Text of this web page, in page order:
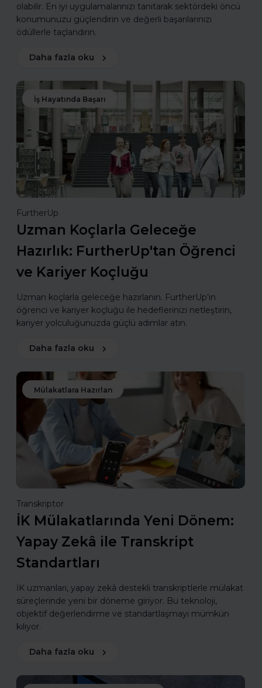
olabilir. En iyi uygulamalarınızı tanıtarak sektördeki öncü
konumunuzu güçlendirin ve değerli başarılarınızı
ödüllerle taçlandırın.
Daha fazla oku
İş Hayatında Başarı
FurtherUp
Uzman Koçlarla Geleceğe
Hazırlık: FurtherUp'tan Öğrenci
ve Kariyer Koçluğu
Uzman koçlarla geleceğe hazırlanın. FurtherUp’ın
öğrenci ve kariyer koçluğu ile hedeflerinizi netleştirin,
kariyer yolculuğunuzda güçlü adımlar atın.
Daha fazla oku
Mülakatlara Hazırlan
Transkriptor
İK Mülakatlarında Yeni Dönem:
Yapay Zekâ ile Transkript
Standartları
İK uzmanları, yapay zekâ destekli transkriptlerle mülakat
süreçlerinde yeni bir döneme giriyor. Bu teknoloji,
objektif değerlendirme ve standartlaşmayı mümkün
kılıyor.
Daha fazla oku